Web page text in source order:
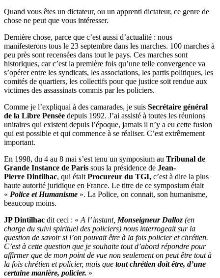
Quand vous êtes un dictateur, ou un apprenti dictateur, ce genre de
chose ne peut que vous intéresser.
Dernière chose, parce que c’est aussi d’actualité : nous
manifesterons tous le 23 septembre dans les marches. 100 marches à
peu près sont recensées dans tout le pays. Ces marches sont
historiques, car c’est la première fois qu’une telle convergence va
s’opérer entre les syndicats, les associations, les partis politiques, les
comités de quartiers, les collectifs pour que justice soit rendue aux
victimes des assassinats commis par les policiers.
Comme je l’expliquai à des camarades, je suis Secrétaire général
de la Libre Pensée depuis 1992. J’ai assisté à toutes les réunions
unitaires qui existent depuis l’époque, jamais il n’y a eu cette fusion
qui est possible et qui commence à se réaliser. C’est extrêmement
important.
En 1998, du 4 au 8 mai s’est tenu un symposium au Tribunal de
Grande Instance de Paris sous la présidence de Jean-
Pierre Dintilhac, qui était Procureur du TGI, c’est à dire la plus
haute autorité juridique en France. Le titre de ce symposium était
« Police et Humanisme ». La Police, on connait, son humanisme,
beaucoup moins.
JP Dintilhac dit ceci : « A l’ instant, Monseigneur Dalloz (en
charge du suivi spirituel des policiers) nous interrogeait sur la
question de savoir si l’on pouvait être à la fois policier et chrétien.
C’est à cette question que je souhaite tout d’abord répondre pour
affirmer que de mon point de vue non seulement on peut être tout à
la fois chrétien et policier, mais que tout chrétien doit être, d’une
certaine manière, policier. »